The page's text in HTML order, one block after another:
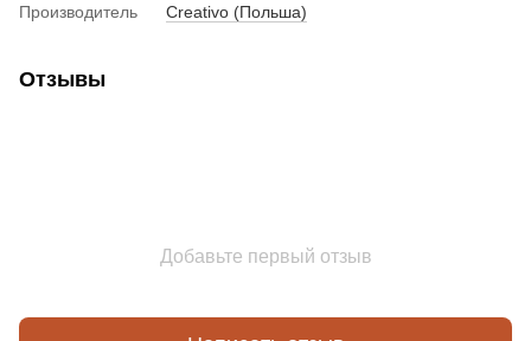
Производитель
Creativo (Польша)
Отзывы
Добавьте первый отзыв